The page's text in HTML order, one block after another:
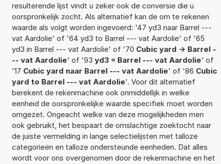
resulterende lijst vindt u zeker ook de conversie die u
oorspronkelijk zocht. Als alternatief kan de om te rekenen
waarde als volgt worden ingevoerd: '47 yd3 naar Barrel ---
vat Aardolie' of '64 yd3 to Barrel --- vat Aardolie' of '65
yd3 in Barrel --- vat Aardolie' of '70 Cubic yard -> Barrel -
-- vat Aardolie' of '93 yd3 = Barrel --- vat Aardolie' of
'17 Cubic yard naar Barrel --- vat Aardolie' of '86 Cubic
yard to Barrel --- vat Aardolie'. Voor dit alternatief
berekent de rekenmachine ook onmiddellijk in welke
eenheid de oorspronkelijke waarde specifiek moet worden
omgezet. Ongeacht welke van deze mogelijkheden men
ook gebruikt, het bespaart de omslachtige zoektocht naar
de juiste vermelding in lange selectielijsten met talloze
categorieën en talloze ondersteunde eenheden. Dat alles
wordt voor ons overgenomen door de rekenmachine en het